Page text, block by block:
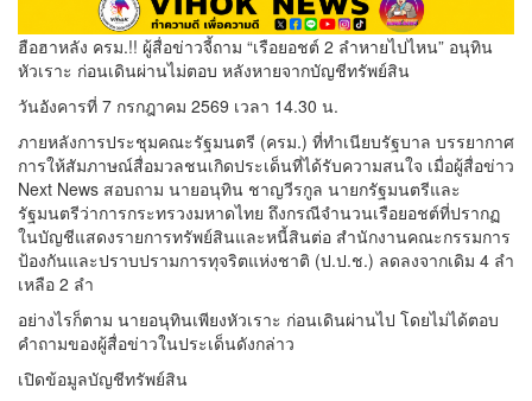
ฮือฮาหลัง ครม.!! ผู้สื่อข่าวจี้ถาม “เรือยอชต์ 2 ลำหายไปไหน” อนุทิน
หัวเราะ ก่อนเดินผ่านไม่ตอบ หลังหายจากบัญชีทรัพย์สิน
วันอังคารที่ 7 กรกฎาคม 2569 เวลา 14.30 น.
ภายหลังการประชุมคณะรัฐมนตรี (ครม.) ที่ทำเนียบรัฐบาล บรรยากาศ
การให้สัมภาษณ์สื่อมวลชนเกิดประเด็นที่ได้รับความสนใจ เมื่อผู้สื่อข่าว
Next News สอบถาม นายอนุทิน ชาญวีรกูล นายกรัฐมนตรีและ
รัฐมนตรีว่าการกระทรวงมหาดไทย ถึงกรณีจำนวนเรือยอชต์ที่ปรากฏ
ในบัญชีแสดงรายการทรัพย์สินและหนี้สินต่อ สำนักงานคณะกรรมการ
ป้องกันและปราบปรามการทุจริตแห่งชาติ (ป.ป.ช.) ลดลงจากเดิม 4 ลำ
เหลือ 2 ลำ
อย่างไรก็ตาม นายอนุทินเพียงหัวเราะ ก่อนเดินผ่านไป โดยไม่ได้ตอบ
คำถามของผู้สื่อข่าวในประเด็นดังกล่าว
เปิดข้อมูลบัญชีทรัพย์สิน